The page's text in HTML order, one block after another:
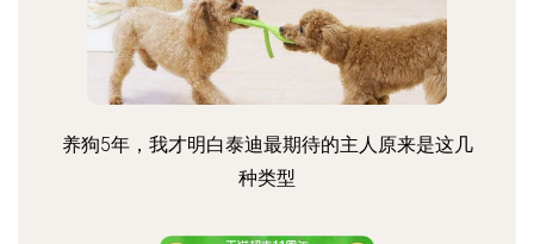
养狗5年，我才明白泰迪最期待的主人原来是这几
种类型